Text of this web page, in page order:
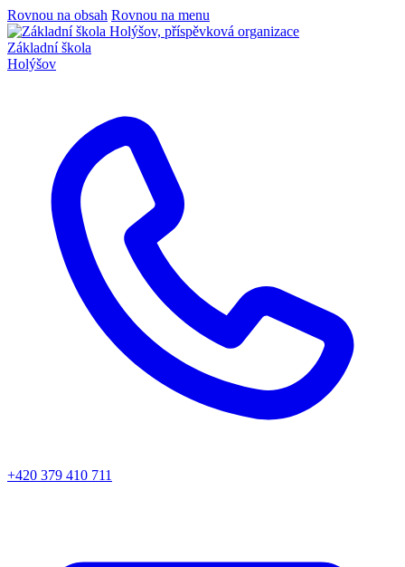
Rovnou na obsah Rovnou na menu
Základní škola
Holýšov
+420 379 410 711